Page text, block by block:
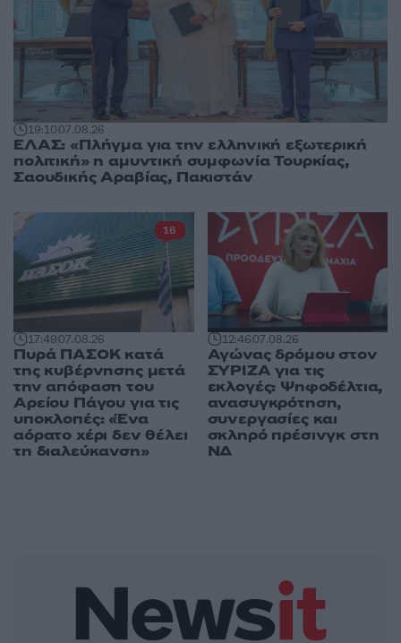
19:1007.08.26
ΕΛΑΣ: «Πλήγμα για την ελληνική εξωτερική
πολιτική» η αμυντική συμφωνία Τουρκίας,
Σαουδικής Αραβίας, Πακιστάν
17:4907.08.26
Πυρά ΠΑΣΟΚ κατά
της κυβέρνησης μετά
την απόφαση του
Αρείου Πάγου για τις
υποκλοπές: «Ένα
αόρατο χέρι δεν θέλει
τη διαλεύκανση»
16
12:4607.08.26
Αγώνας δρόμου στον
ΣΥΡΙΖΑ για τις
εκλογές: Ψηφοδέλτια,
ανασυγκρότηση,
συνεργασίες και
σκληρό πρέσινγκ στη
ΝΔ